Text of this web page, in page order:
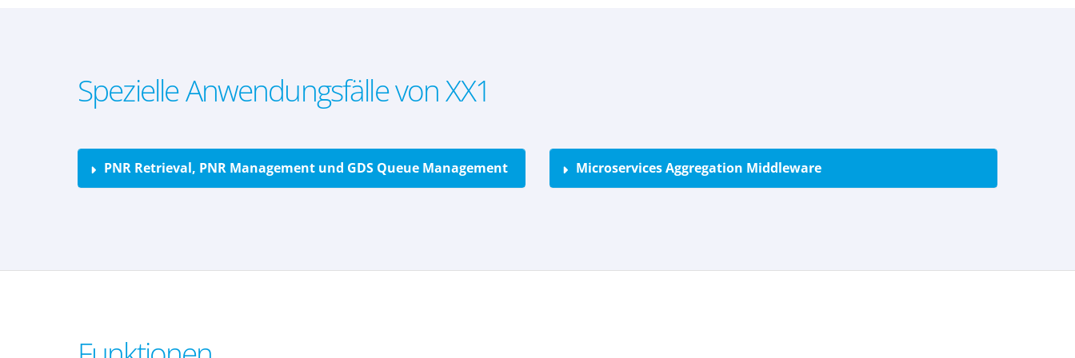
Spezielle Anwendungsfälle von XX1
PNR Retrieval, PNR Management und GDS Queue Management Microservices Aggregation Middleware